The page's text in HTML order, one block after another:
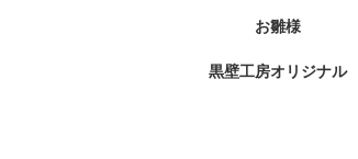
お雛様
黒壁工房オリジナル